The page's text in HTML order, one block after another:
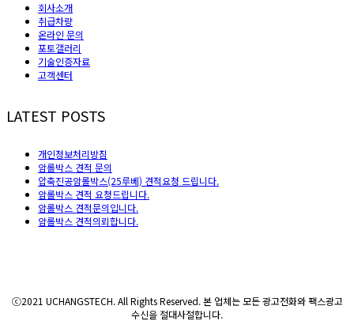
회사소개
취급차량
온라인 문의
포토갤러리
기술인증자료
고객센터
LATEST POSTS
개인정보처리방침
암롤박스 견적 문의
압축진공암롤박스(25루베) 견적요청 드립니다.
암롤박스 견적 요청드립니다.
암롤박스 견적문의입니다.
암롤박스 견적의뢰합니다.
ⓒ2021 UCHANGSTECH. All Rights Reserved. 본 업체는 모든 광고전화와 팩스광고
수신을 절대사절합니다.